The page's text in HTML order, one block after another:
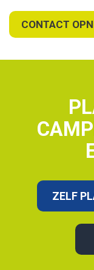
CONTACT
ZELF